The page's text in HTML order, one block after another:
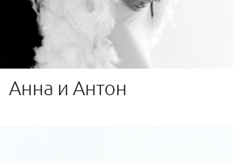
Анна и Антон